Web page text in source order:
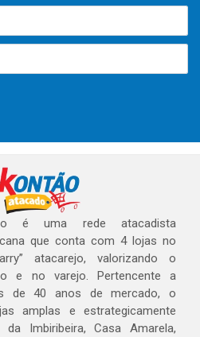
é uma rede atacadista
que conta com 4 lojas no
atacarejo, valorizando o
e no varejo. Pertencente a
de 40 anos de mercado, o
amplas e estrategicamente
Imbiribeira, Casa Amarela,